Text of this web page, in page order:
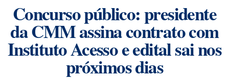
Concurso público: presidente
da CMM assina contrato com
Instituto Acesso e edital sai nos
próximos dias